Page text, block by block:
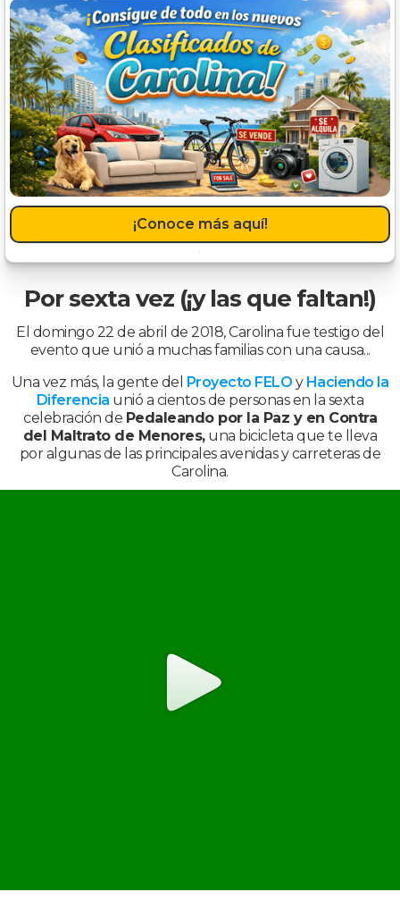
¡Conoce más aquí!
Por sexta vez (¡y las que faltan!)
El domingo 22 de abril de 2018, Carolina fue testigo del
evento que unió a muchas familias con una causa...
Una vez más, la gente del
Proyecto FELO y Haciendo la
Diferencia unió a cientos de personas en la sexta
celebración de Pedaleando por la Paz y en Contra
del Maltrato de Menores,una bicicleta que te lleva
por algunas de las principales avenidas y carreteras de
Carolina.